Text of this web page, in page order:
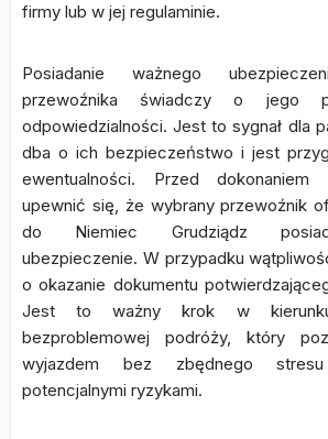
firmy lub w jej regulaminie.
Posiadanie ważnego
przewoźnika świadczy o jego
odpowiedzialności. Jest to sygnał dla
dba o ich bezpieczeństwo i jest
ewentualności. Przed dokonaniem
upewnić się, że wybrany przewoźnik
do Niemiec Grudziądz
ubezpieczenie. W przypadku
o okazanie dokumentu
Jest to ważny krok w
bezproblemowej podróży, który
wyjazdem bez zbędnego
potencjalnymi ryzykami.